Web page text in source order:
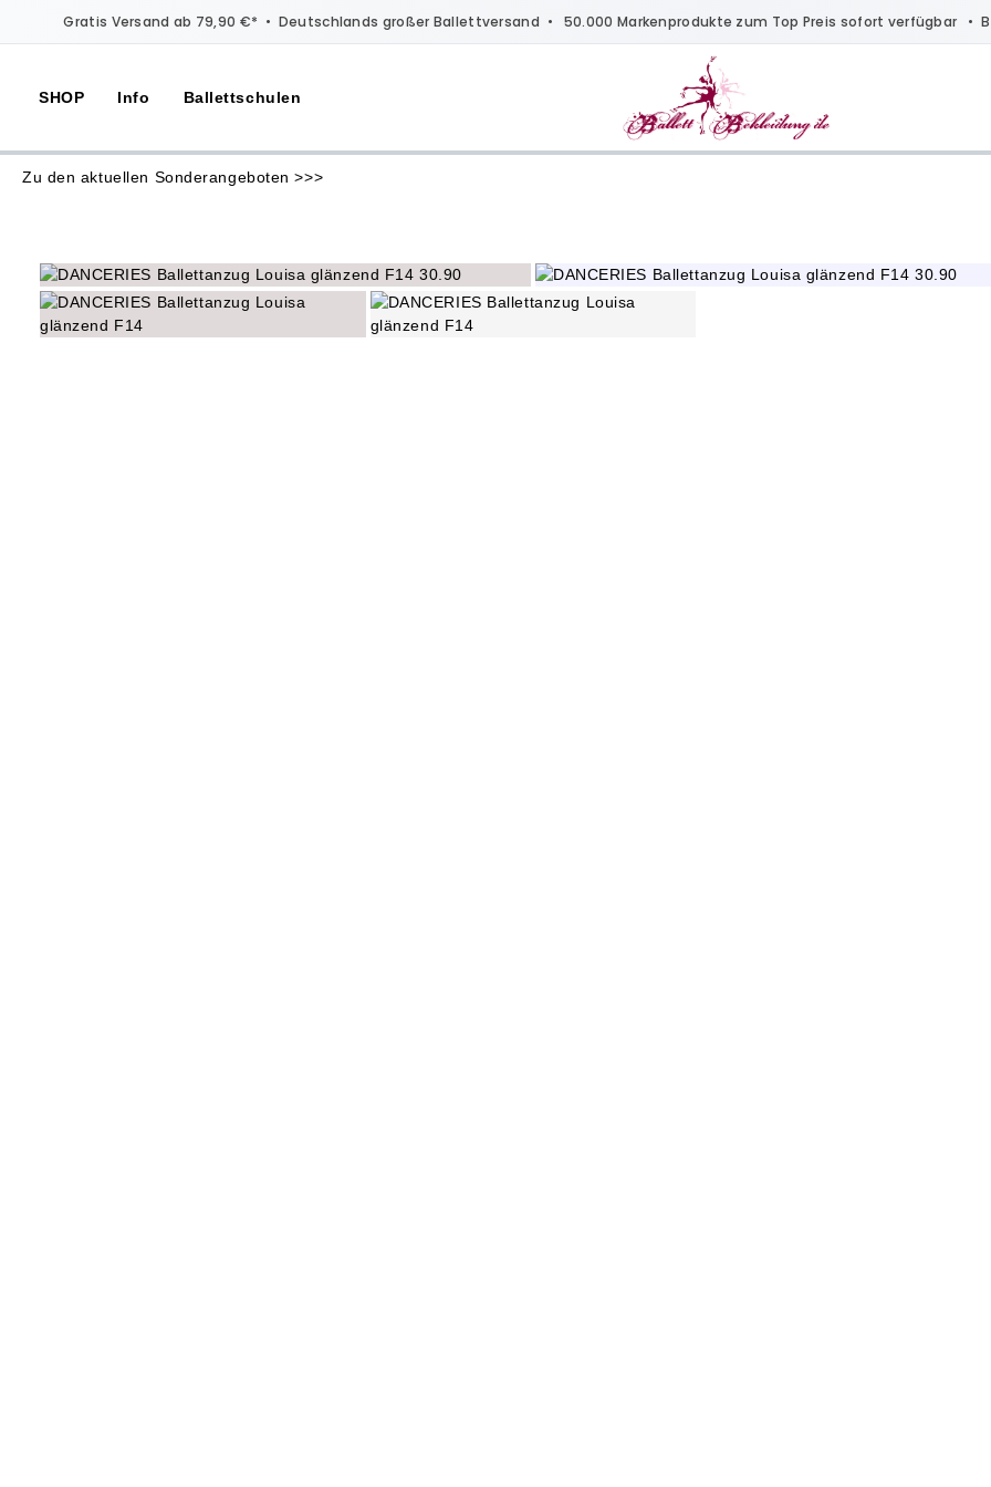
Gratis Versand ab 79,90 €* • Deutschlands großer Ballettversand • 50.000 Markenprodukte zum Top Preis sofort verfügbar •
SHOP Info Ballettschulen
Zu den aktuellen Sonderangeboten >>>